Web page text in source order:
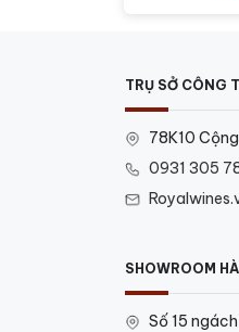
TRỤ SỞ CÔNG
78K10
0931 305
SHOWROOM
Số 15